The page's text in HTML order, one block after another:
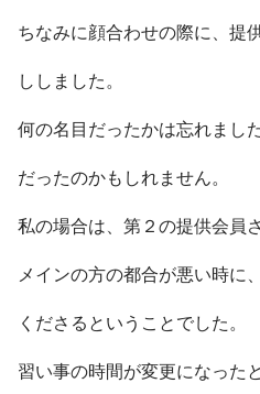
ちなみに顔合わせの際に、提
ししました。
何の名目だったかは忘れまし
だったのかもしれません。
私の場合は、第２の提供会員
メインの方の都合が悪い時に
くださるということでした。
習い事の時間が変更になった